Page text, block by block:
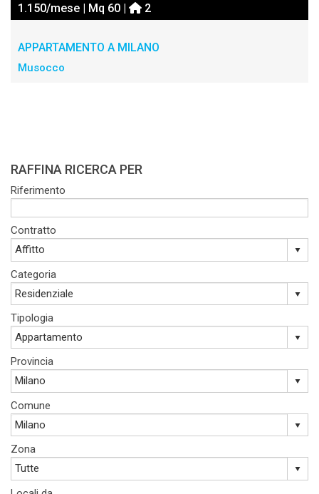
1.150/mese | Mq 60 | 2
APPARTAMENTO A MILANO
Musocco
RAFFINA RICERCA PER
Riferimento
Contratto
Categoria
Tipologia
Provincia
Comune
Zona